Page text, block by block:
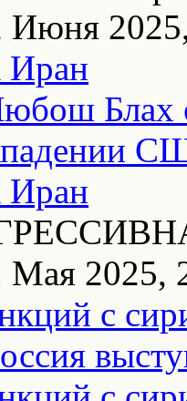
Июня
Иран
Мая 2025,
с